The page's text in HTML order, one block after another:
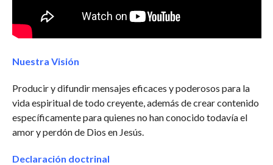
Nuestra Visión
Producir y difundir mensajes eficaces y poderosos para la
vida espiritual de todo creyente, además de crear contenido
específicamente para quienes no han conocido todavía el
amor y perdón de Dios en Jesús.
Declaración doctrinal